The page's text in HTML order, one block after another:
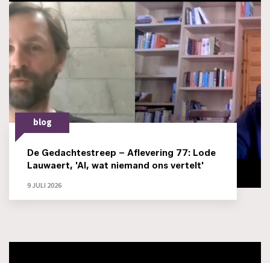
blog
De Gedachtestreep – Aflevering 77: Lode
Lauwaert, 'AI, wat niemand ons vertelt'
9 JULI 2026